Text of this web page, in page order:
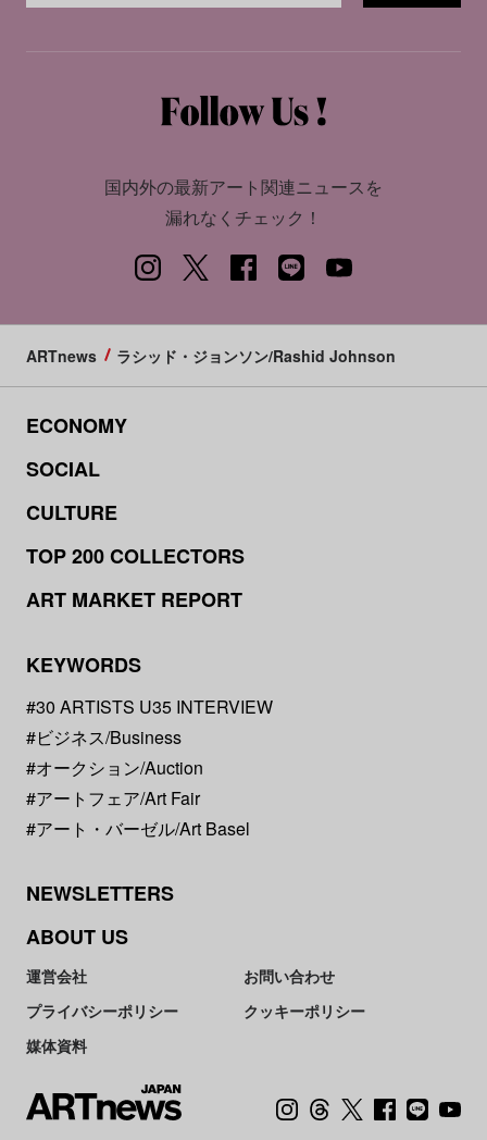
国内外の最新アート関連ニュースを
漏れなくチェック！
ARTnews ラシッド・ジョンソン/Rashid Johnson
ECONOMY
SOCIAL
CULTURE
TOP 200 COLLECTORS
ART MARKET REPORT
KEYWORDS
#30 ARTISTS U35 INTERVIEW
#ビジネス/Business
#オークション/Auction
#アートフェア/Art Fair
#アート・バーゼル/Art Basel
NEWSLETTERS
ABOUT US
運営会社
お問い合わせ
プライバシーポリシー
クッキーポリシー
媒体資料